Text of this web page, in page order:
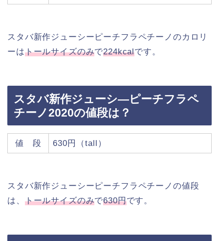
スタバ新作ジューシーピーチフラペチーノのカロリ
ーはトールサイズのみで224kcalです。
スタバ新作ジューシ―ピーチフラペ
チーノ2020の値段は？
値 段 630円（tall）
スタバ新作ジューシーピーチフラペチーノの値段
は、 トールサイズのみで630円です。